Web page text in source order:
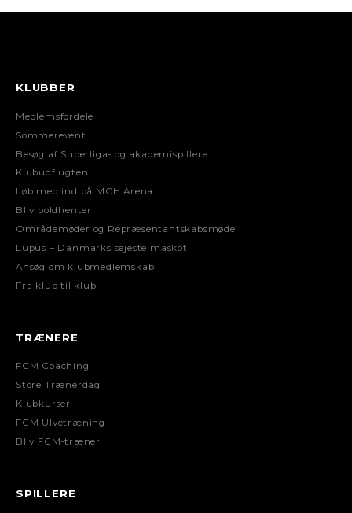
KLUBBER
Medlemsfordele
Sommerevent
Besøg af Superliga- og akademispillere
Klubudflugten
Løb med ind på MCH Arena
Bliv boldhenter
Områdemøder og Repræsentantskabsmøde
Lupus – Danmarks sejeste maskot
Ansøg om klubmedlemskab
Fra klub til klub
TRÆNERE
FCM Coaching
Store Trænerdag
Klubkurser
FCM Ulvetræning
Bliv FCM-træner
SPILLERE